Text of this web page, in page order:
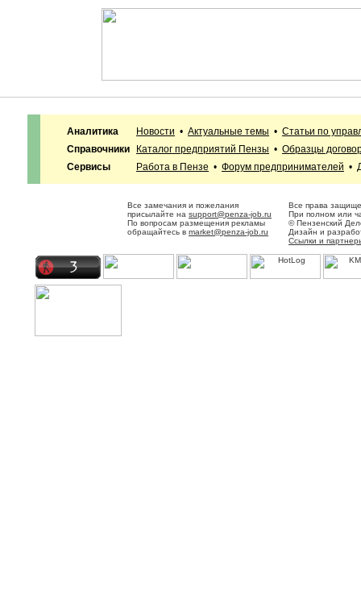
Аналитика Новости • Актуальные темы • Статьи по
Справочники
Каталог предприятий Пензы • Образцы
Сервисы
Работа в Пензе • Форум предпринимателей •
Все замечания и пожелания
присылайте на support@penza-job.ru
По вопросам размещения рекламы
обращайтесь в market@penza-job.ru
Все права
При полном или
© Пензенский
Дизайн и
Ссылки и